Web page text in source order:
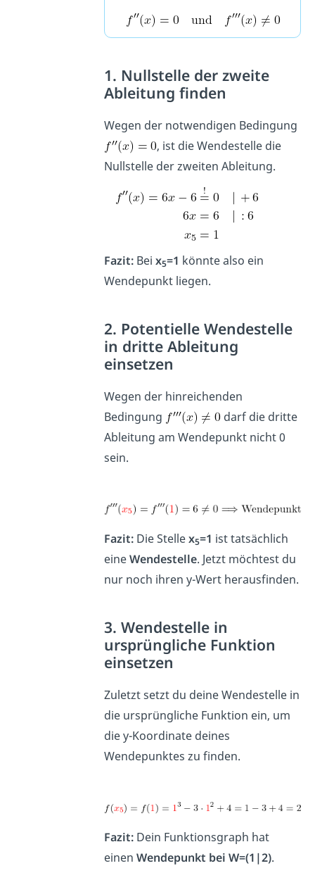
1. Nullstelle der zweite
Ableitung finden
Wegen der notwendigen Bedingung
, ist die Wendestelle die
Nullstelle der zweiten Ableitung.
Fazit: Beix5=1 könnte also ein
Wendepunkt liegen.
2. Potentielle Wendestelle
in dritte Ableitung
einsetzen
Wegen der hinreichenden
Bedingung
darf die dritte
Ableitung am Wendepunkt nicht 0
sein.
Fazit: Die Stellex5=1 ist tatsächlich
eineWendestelle. Jetzt möchtest du
nur noch ihren y-Wert herausfinden.
3. Wendestelle in
ursprüngliche Funktion
einsetzen
Zuletzt setzt du deine Wendestelle in
die ursprüngliche Funktion ein, um
die y-Koordinate deines
Wendepunktes zu finden.
Fazit: Dein Funktionsgraph hat
einenWendepunkt bei W=(1|2).